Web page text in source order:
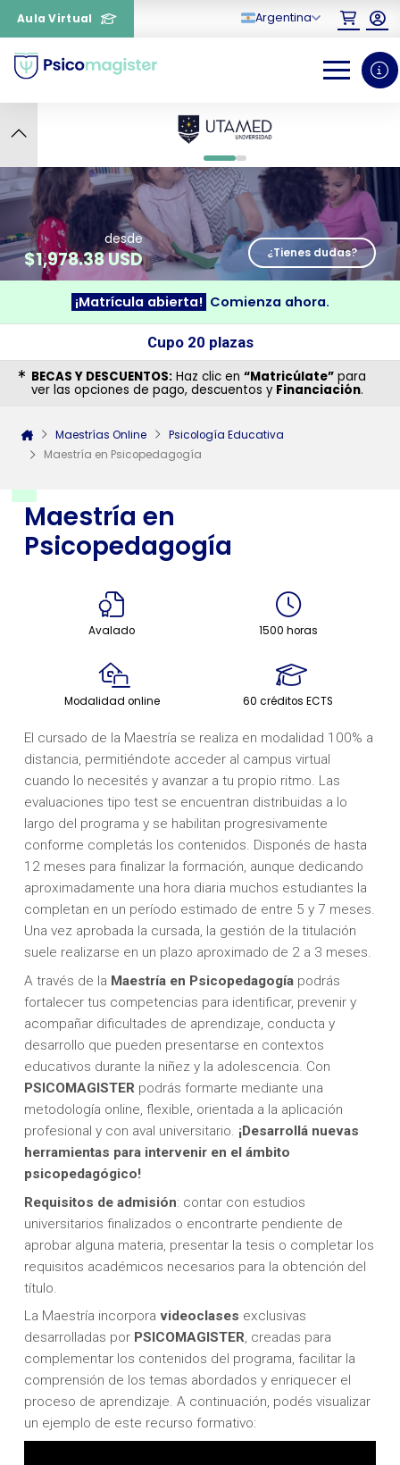
Aula Virtual Argentina
0 1
Maestría en
Psicopedagogía
Avalado 1500 horas
Modalidad online 60 créditos ECTS
El cursado de la Maestría se realiza en modalidad 100% a
distancia, permitiéndote acceder al campus virtual
cuando lo necesités y avanzar a tu propio ritmo. Las
evaluaciones tipo test se encuentran distribuidas a lo
largo del programa y se habilitan progresivamente
conforme completás los contenidos. Disponés de hasta
12 meses para finalizar la formación, aunque dedicando
aproximadamente una hora diaria muchos estudiantes la
completan en un período estimado de entre 5 y 7 meses.
Una vez aprobada la cursada, la gestión de la titulación
suele realizarse en un plazo aproximado de 2 a 3 meses.
A través de la Maestría en Psicopedagogíapodrás
fortalecer tus competencias para identificar, prevenir y
acompañar dificultades de aprendizaje, conducta y
desarrollo que pueden presentarse en contextos
educativos durante la niñez y la adolescencia. Con
PSICOMAGISTERpodrás formarte mediante una
metodología online, flexible, orientada a la aplicación
profesional y con aval universitario. ¡Desarrollá nuevas
herramientas para intervenir en el ámbito
psicopedagógico!
Requisitos de admisión: contar con estudios
universitarios finalizados o encontrarte pendiente de
aprobar alguna materia, presentar la tesis o completar los
requisitos académicos necesarios para la obtención del
título.
La Maestría incorpora videoclases exclusivas
desarrolladas porPSICOMAGISTER, creadas para
complementar los contenidos del programa, facilitar la
comprensión de los temas abordados y enriquecer el
proceso de aprendizaje. A continuación, podés visualizar
un ejemplo de este recurso formativo:
desde
$1,978.38 USD ¿Tienes dudas?
¡Matrícula abierta! Comienza ahora.
Cupo 20 plazas
BECAS Y DESCUENTOS: Haz clic en “Matricúlate” para
ver las opciones de pago, descuentos y Financiación.
Maestrías Online
Psicología Educativa
Maestría en Psicopedagogía
¿Necesitas más información
sobre un curso?